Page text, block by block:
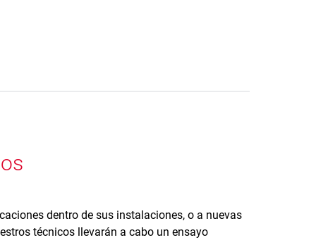
dentro de sus instalaciones, o a nuevas
técnicos llevarán a cabo un ensayo